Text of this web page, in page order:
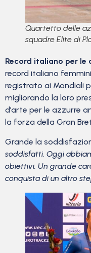
Quartetto delle
squadre Elite di
Record italiano per le
record italiano
registrato ai Mondiali
migliorando la loro
d’arte per le azzurre
la forza della Gran
Grande la
soddisfatti. Oggi
obiettivi. Un grande
conquista di un altro